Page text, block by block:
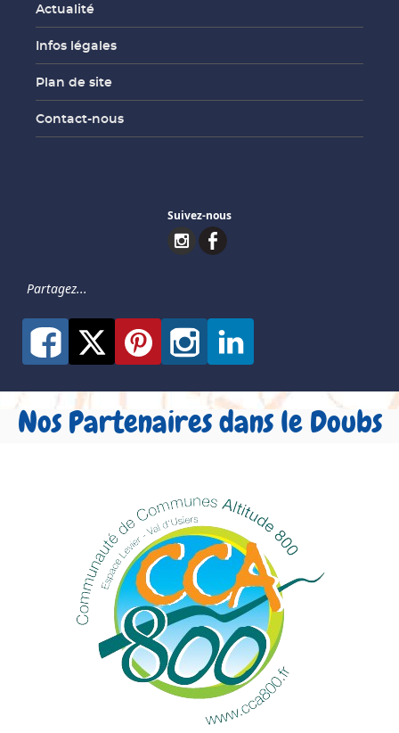
Actualité
Infos légales
Plan de site
Contact-nous
Suivez-nous
Partagez...
Nos Partenaires dans le Doubs